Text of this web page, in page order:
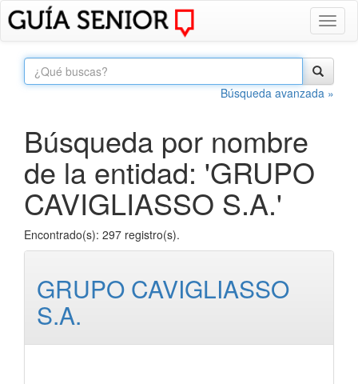
Búsqueda avanzada »
Búsqueda por nombre
de la entidad: 'GRUPO
CAVIGLIASSO S.A.'
Encontrado(s): 297 registro(s).
GRUPO CAVIGLIASSO
S.A.